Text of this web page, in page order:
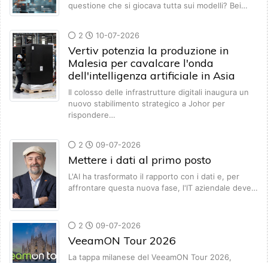
questione che si giocava tutta sui modelli? Bei…
2 10-07-2026
Vertiv potenzia la produzione in
Malesia per cavalcare l'onda
dell'intelligenza artificiale in Asia
Il colosso delle infrastrutture digitali inaugura un
nuovo stabilimento strategico a Johor per
rispondere…
2 09-07-2026
Mettere i dati al primo posto
L'AI ha trasformato il rapporto con i dati e, per
affrontare questa nuova fase, l'IT aziendale deve…
2 09-07-2026
VeeamON Tour 2026
La tappa milanese del VeeamON Tour 2026,